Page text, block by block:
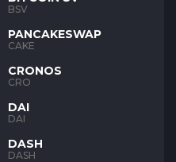
BSV
PANCAKESWAP
CAKE
CRONOS
CRO
DAI
DAI
DASH
DASH